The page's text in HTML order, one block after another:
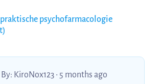
psychofarmacologie
By: KiroNox123 • 5 months ago